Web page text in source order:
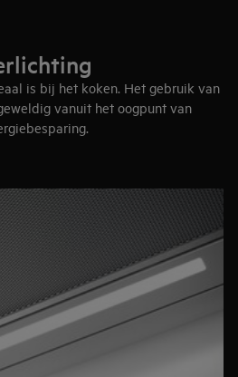
of oppervlakteafzuiging. Geluiden
hebben een
dan de dampkap zelf.
is bij het koken. Het gebruik van
vanuit het oogpunt van